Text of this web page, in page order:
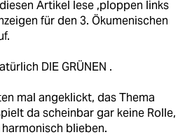
Artikel lese ,ploppen links
für den 3. Ökumenischen
DIE GRÜNEN .
mal angeklickt, das Thema
da scheinbar gar keine Rolle,
blieben.